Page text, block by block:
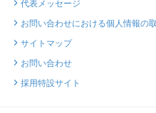
代表メッセージ
お問い合わせにおける個人情報の
サイトマップ
お問い合わせ
採用特設サイト